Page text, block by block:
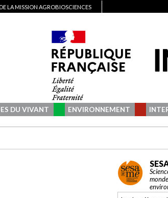
LA MISSION AGROBIOSCIENCES
DU VIVANT ENVIRONNEMENT